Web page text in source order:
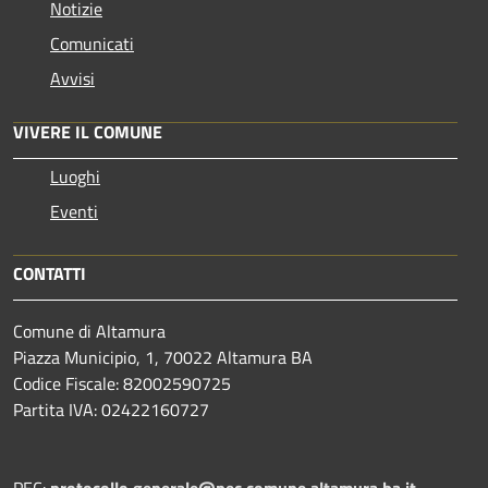
Notizie
Comunicati
Avvisi
VIVERE IL COMUNE
Luoghi
Eventi
CONTATTI
Comune di Altamura
Piazza Municipio, 1, 70022 Altamura BA
Codice Fiscale: 82002590725
Partita IVA: 02422160727